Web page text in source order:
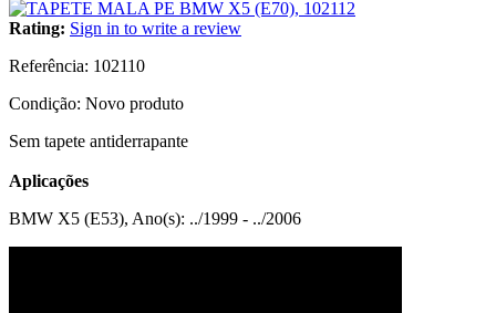
Rating: Sign in to write a review
Referência: 102110
Condição: Novo produto
Sem tapete antiderrapante
Aplicações
BMW X5 (E53), Ano(s): ../1999 - ../2006